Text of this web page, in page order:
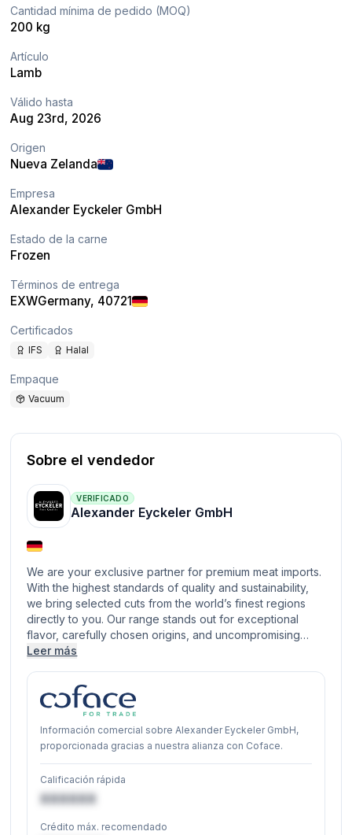
Cantidad mínima de pedido (MOQ)
200 kg
Artículo
Lamb
Válido hasta
Aug 23rd, 2026
Origen
Nueva Zelanda
Empresa
Alexander Eyckeler GmbH
Estado de la carne
Frozen
Términos de entrega
EXWGermany, 40721
Certificados
IFS Halal
Empaque
Vacuum
Sobre el vendedor
VERIFICADO
Alexander Eyckeler GmbH
We are your exclusive partner for premium meat imports.
With the highest standards of quality and sustainability,
we bring selected cuts from the world’s finest regions
directly to you. Our range stands out for exceptional
flavor, carefully chosen origins, and uncompromising…
Leer más
Información comercial sobre Alexander Eyckeler GmbH,
proporcionada gracias a nuestra alianza con Coface.
Calificación rápida
XXXXXX
Crédito máx. recomendado